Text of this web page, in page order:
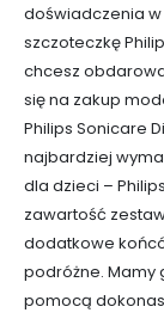
doświadczenia
szczoteczkę
chcesz
się na zakup
Philips Sonicare
najbardziej
dla dzieci –
zawartość
dodatkowe
podróżne. Mamy
pomocą